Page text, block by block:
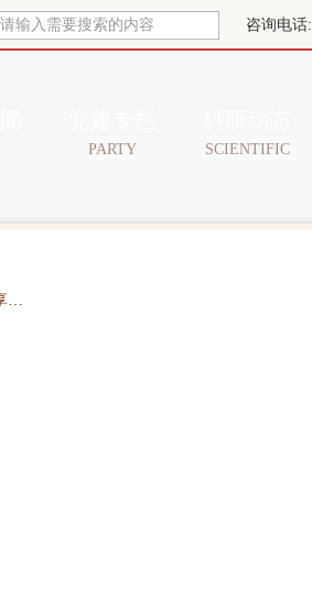
咨询电话:
PARTY SCIENTIFIC
达仁堂卓越绩效管理工作总结会暨“达善圈”启动与优秀项目分享活动圆满落幕